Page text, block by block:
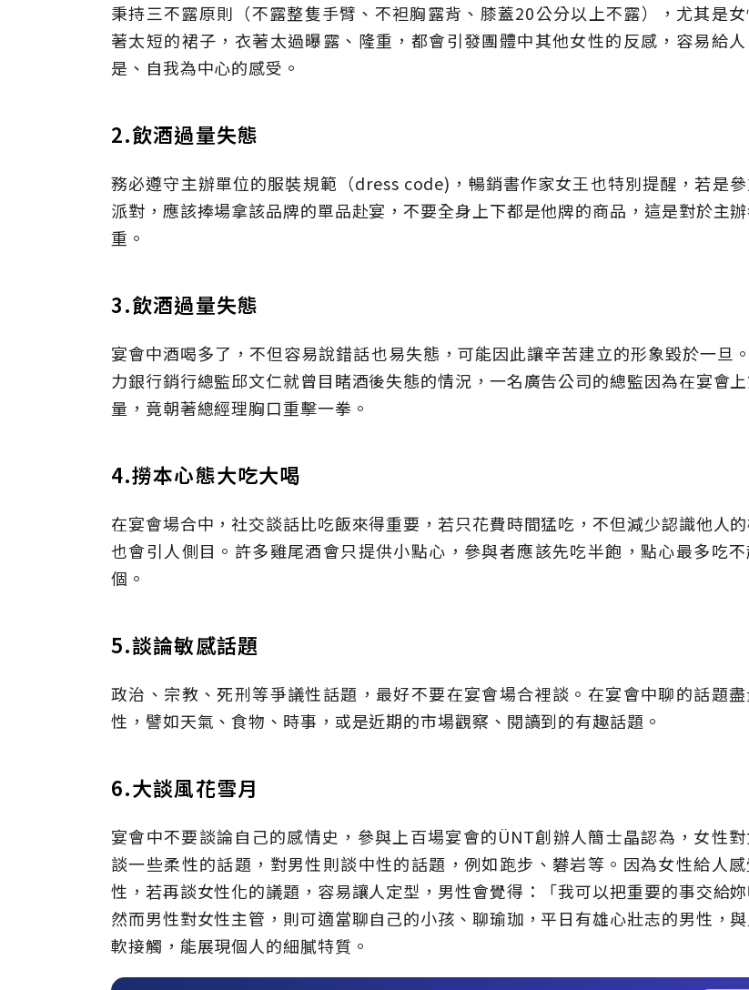
秉持三不露原則（不露整隻手臂、不袒胸露背、膝蓋20公分以上不露），尤其是
著太短的裙子，衣著太過曝露、隆重，都會引發團體中其他女性的反感，容易給
是、自我為中心的感受。
2.飲酒過量失態
務必遵守主辦單位的服裝規範（dress code)，暢銷書作家女王也特別提醒，若是
派對，應該捧場拿該品牌的單品赴宴，不要全身上下都是他牌的商品，這是對於主
重。
3.飲酒過量失態
宴會中酒喝多了，不但容易說錯話也易失態，可能因此讓辛苦建立的形象毀於一旦
力銀行銷行總監邱文仁就曾目睹酒後失態的情況，一名廣告公司的總監因為在宴會
量，竟朝著總經理胸口重擊一拳。
4.撈本心態大吃大喝
在宴會場合中，社交談話比吃飯來得重要，若只花費時間猛吃，不但減少認識他人的
也會引人側目。許多雞尾酒會只提供小點心，參與者應該先吃半飽，點心最多吃
個。
5.談論敏感話題
政治、宗教、死刑等爭議性話題，最好不要在宴會場合裡談。在宴會中聊的話題
性，譬如天氣、食物、時事，或是近期的市場觀察、閱讀到的有趣話題。
6.大談風花雪月
宴會中不要談論自己的感情史，參與上百場宴會的ÜNT創辦人簡士晶認為，女性
談一些柔性的話題，對男性則談中性的話題，例如跑步、礬岩等。因為女性給人
性，若再談女性化的議題，容易讓人定型，男性會覺得：「我可以把重要的事交給妳
然而男性對女性主管，則可適當聊自己的小孩、聊瑜珈，平日有雄心壯志的男性，
軟接觸，能展現個人的細膩特質。